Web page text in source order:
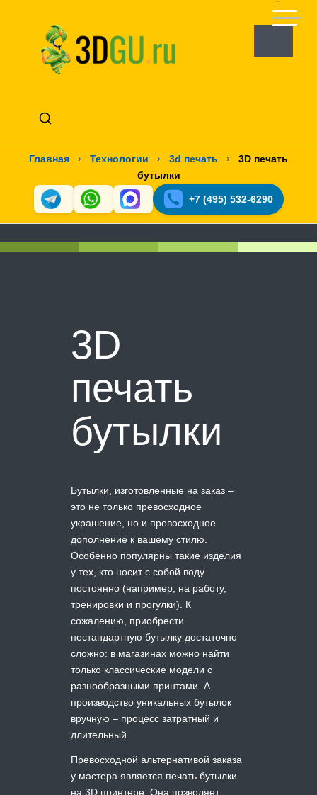
Главная › Технологии › 3d печать ›
3D печать
бутылки
+7 (495) 532-6290
3D
печать
бутылки
Бутылки, изготовленные на заказ –
это не только превосходное
украшение, но и превосходное
дополнение к вашему стилю.
Особенно популярны такие изделия
у тех, кто носит с собой воду
постоянно (например, на работу,
тренировки и прогулки). К
сожалению, приобрести
нестандартную бутылку достаточно
сложно: в магазинах можно найти
только классические модели с
разнообразными принтами. А
производство уникальных бутылок
вручную – процесс затратный и
длительный.
Превосходной альтернативой заказа
у мастера является печать бутылки
на 3D принтере. Она позволяет